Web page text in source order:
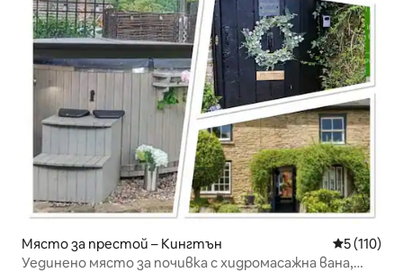
Място за престой – Кингтън Средна
5 (110)
Уединено място за почивка с хидромасажна вана,